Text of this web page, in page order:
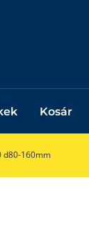
Kosár
d80-160mm